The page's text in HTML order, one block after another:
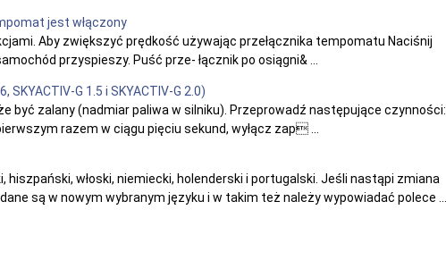
jest włączony
Aby zwiększyć prędkość używając przełącznika tempomatu Naciśnij
przyspieszy. Puść prze- łącznik po osiągni& ...
G 1.5 i SKYACTIV-G 2.0)
być zalany (nadmiar paliwa w silniku). Przeprowadź następujące czynności:
razem w ciągu pięciu sekund, wyłącz zap ...
hiszpański, włoski, niemiecki, holenderski i portugalski. Jeśli nastąpi zmiana
są w nowym wybranym języku i w takim też należy wypowiadać polece ...